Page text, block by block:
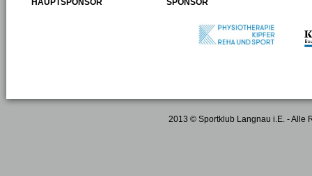
HAUPTSPONSOR SPONSOR
2013 © Sportklub Langnau i.E. - Alle